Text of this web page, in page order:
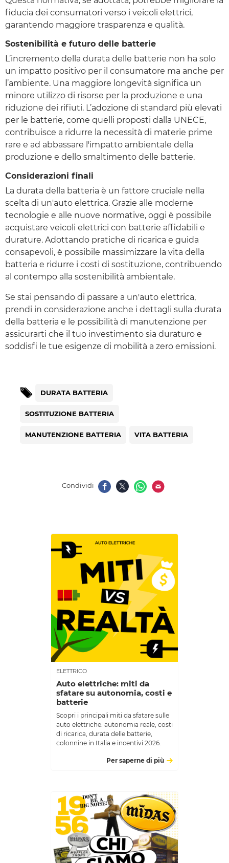
fiducia dei consumatori verso i veicoli elettrici,
garantendo maggiore trasparenza e qualità.
Sostenibilità e futuro delle batterie
L’incremento della durata delle batterie non ha solo
un impatto positivo per il consumatore ma anche per
l’ambiente. Una maggiore longevità significa un
minore utilizzo di risorse per la produzione e una
riduzione dei rifiuti. L’adozione di standard più elevati
per le batterie, come quelli proposti dalla UNECE,
contribuisce a ridurre la necessità di materie prime
rare e ad abbassare l'impatto ambientale della
produzione e dello smaltimento delle batterie.
Considerazioni finali
La durata della batteria è un fattore cruciale nella
scelta di un'auto elettrica. Grazie alle moderne
tecnologie e alle nuove normative, oggi è possibile
acquistare veicoli elettrici con batterie affidabili e
durature. Adottando pratiche di ricarica e guida
consapevoli, è possibile massimizzare la vita della
batteria e ridurre i costi di sostituzione, contribuendo
al contempo alla sostenibilità ambientale.
Se stai pensando di passare a un'auto elettrica,
prendi in considerazione anche i dettagli sulla durata
della batteria e le possibilità di manutenzione per
assicurarti che il tuo investimento sia duraturo e
soddisfi le tue esigenze di mobilità a zero emissioni.
DURATA BATTERIA
SOSTITUZIONE BATTERIA
MANUTENZIONE BATTERIA VITA BATTERIA
Condividi
ELETTRICO
Auto elettriche: miti da
sfatare su autonomia, costi e
batterie
Scopri i principali miti da sfatare sulle
auto elettriche: autonomia reale, costi
di ricarica, durata delle batterie,
colonnine in Italia e incentivi 2026.
Per saperne di più